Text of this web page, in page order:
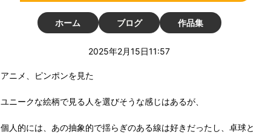
ホーム ブログ 作品集
2025年2月15日11:57
アニメ、ピンポンを見た
ユニークな絵柄で見る人を選びそうな感じはあるが、
個人的には、あの抽象的で揺らぎのある線は好きだったし、卓球と